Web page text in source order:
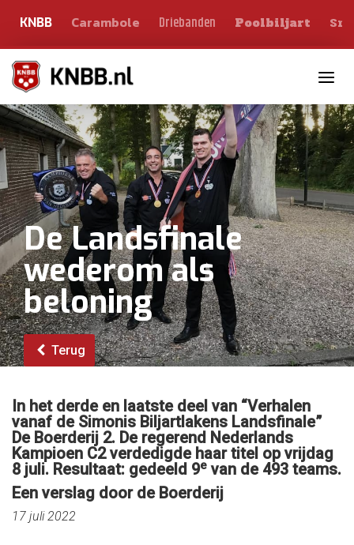
KNBB Carambole Driebanden Poolbiljart
De Landsfinale
wederom als
beloning
Terug
In het derde en laatste deel van “Verhalen
vanaf de Simonis Biljartlakens Landsfinale”
De Boerderij 2. De regerend Nederlands
Kampioen C2 verdedigde haar titel op vrijdag
8 juli. Resultaat: gedeeld 9e van de 493 teams.
Een verslag door de Boerderij
17 juli 2022